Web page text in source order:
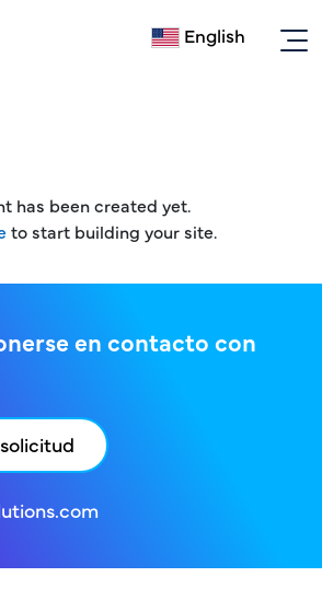
English
has been created yet.
to start building your site.
en contacto con